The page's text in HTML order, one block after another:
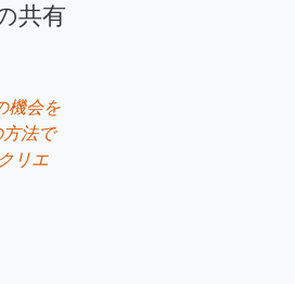
共有
機会を
法で
リエ